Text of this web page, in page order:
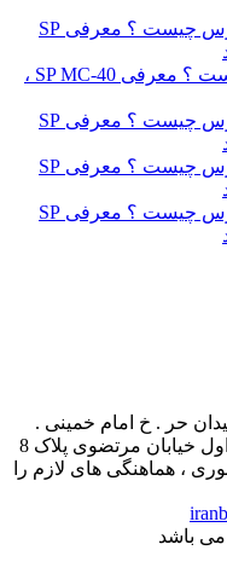
مینی لودر سنوپارس چیست ؟ معرفی SP
مینی لودر سنوپارس چیست ؟ معرفی SP MC-40 ،
مینی لودر سنوپارس چیست ؟ معرفی SP
مینی لودر سنوپارس چیست ؟ معرفی SP
مینی لودر سنوپارس چیست ؟ معرفی SP
حر . خ امام خمینی .
خیابان کمالی . خیابان اسکندری جنوبی اول خیابان مرتضوی پلاک 8
، هماهنگی های لازم را
باشد